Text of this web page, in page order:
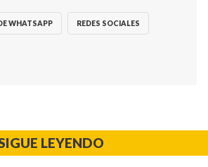
WHATSAPP REDES SOCIALES
LEYENDO